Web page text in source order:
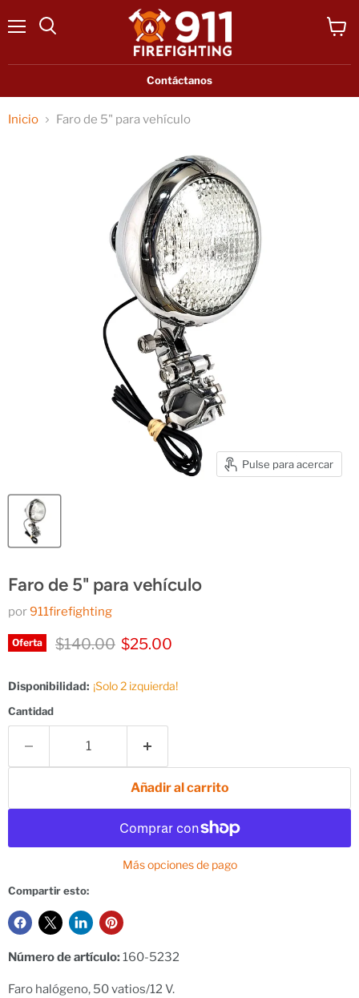
Contáctanos
Inicio Faro de 5" para vehículo
Pulse para acercar
Faro de 5" para vehículo
por911firefighting
Oferta Precio original
$140.00 Precio actual
$25.00
Disponibilidad: ¡Solo 2 izquierda!
Cantidad
Añadir al carrito
Más opciones de pago
Compartir esto:
Número de artículo: 160-5232
Faro halógeno, 50 vatios/12 V.